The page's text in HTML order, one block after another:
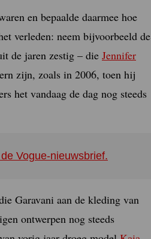
en bepaalde daarmee hoe
verleden: neem bijvoorbeeld de
de jaren zestig – die Jennifer
zijn, zoals in 2006, toen hij
het vandaag de dag nog steeds
Vogue-nieuwsbrief.
Garavani aan de kleding van
ontwerpen nog steeds